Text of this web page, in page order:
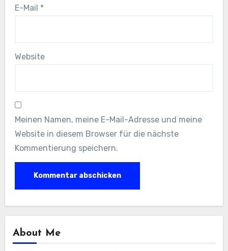
E-Mail *
Website
Meinen Namen, meine E-Mail-Adresse und meine
Website in diesem Browser für die nächste
Kommentierung speichern.
About Me